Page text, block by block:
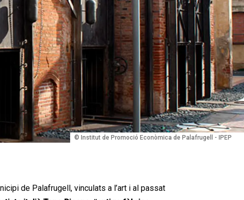
© Institut de Promoció Econòmica de Palafrugell - IPEP
de Palafrugell, vinculats a l’art i al passat